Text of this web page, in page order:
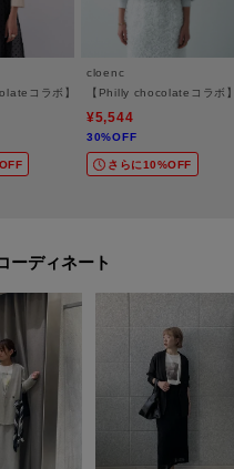
ル コラボ】キャットプリントロングTシ
cloenc
【Philly chocolateコラボ
¥5,544
30%OFF
さらに10%OFF